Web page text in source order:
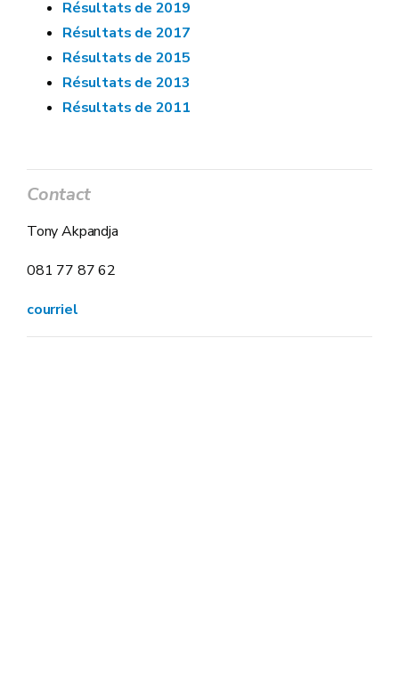
Résultats de 2019
Résultats de 2017
Résultats de 2015
Résultats de 2013
Résultats de 2011
Contact
Tony Akpandja
081 77 87 62
courriel